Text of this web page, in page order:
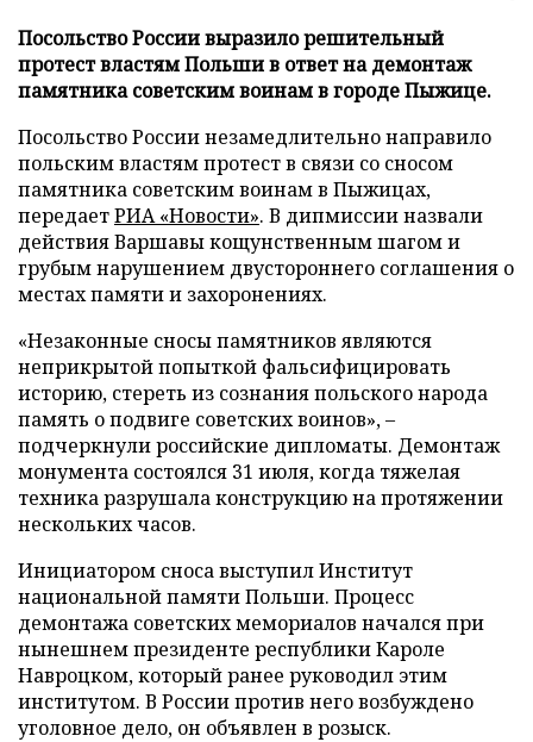
Посольство России выразило решительный
протест властям Польши в ответ на демонтаж
памятника советским воинам в городе Пыжице.
Посольство России незамедлительно направило
польским властям протест в связи со сносом
памятника советским воинам в Пыжицах,
передаетРИА «Новости». В дипмиссии назвали
действия Варшавы кощунственным шагом и
грубым нарушением двустороннего соглашения о
местах памяти и захоронениях.
«Незаконные сносы памятников являются
неприкрытой попыткой фальсифицировать
историю, стереть из сознания польского народа
память о подвиге советских воинов», –
подчеркнули российские дипломаты. Демонтаж
монумента состоялся 31 июля, когда тяжелая
техника разрушала конструкцию на протяжении
нескольких часов.
Инициатором сноса выступил Институт
национальной памяти Польши. Процесс
демонтажа советских мемориалов начался при
нынешнем президенте республики Кароле
Навроцком, который ранее руководил этим
институтом. В России против него возбуждено
уголовное дело, он объявлен в розыск.